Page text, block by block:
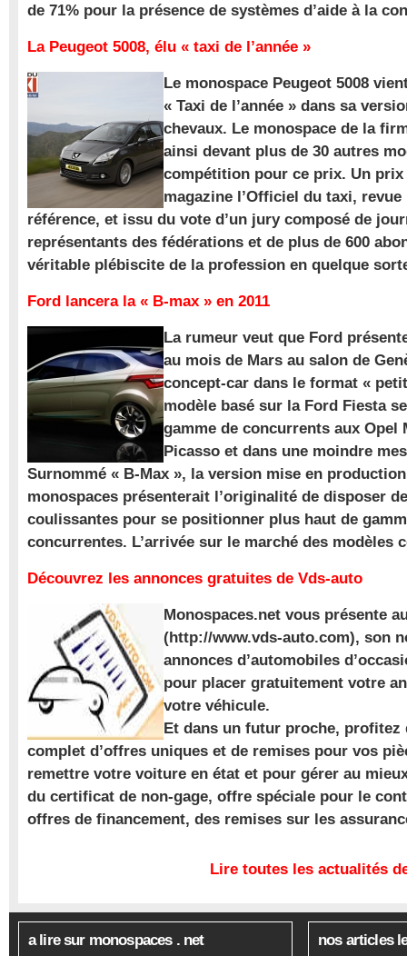
de 71% pour la présence de systèmes d’aide à la
La Peugeot 5008, élu « taxi de l’année »
Le monospace Peugeot 5008
« Taxi de l’année » dans sa
chevaux. Le monospace de la
ainsi devant plus de 30 autres
compétition pour ce prix. Un
magazine l’Officiel du taxi,
référence, et issu du vote d’un jury composé de
représentants des fédérations et de plus de 600
véritable plébiscite de la profession en quelque
Ford lancera la « B-max » en 2011
La rumeur veut que Ford
au mois de Mars au salon de
concept-car dans le format «
modèle basé sur la Ford Fiesta
gamme de concurrents aux Opel
Picasso et dans une moindre
Surnommé « B-Max », la version mise en
monospaces présenterait l’originalité de disposer
coulissantes pour se positionner plus haut de
concurrentes. L’arrivée sur le marché des modèles
Découvrez les annonces gratuites de Vds-auto
Monospaces.net vous présente
(http://www.vds-auto.com), son
annonces d’automobiles
pour placer gratuitement votre
votre véhicule.
Et dans un futur proche, profitez
complet d’offres uniques et de remises pour vos
remettre votre voiture en état et pour gérer au
du certificat de non-gage, offre spéciale pour le
offres de financement, des remises sur les
Lire toutes les actualités
a lire sur monospaces . net nos articles